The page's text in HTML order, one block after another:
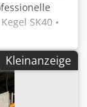
SK40 •
Länge 50
–
inklusive
Kleinanzeige